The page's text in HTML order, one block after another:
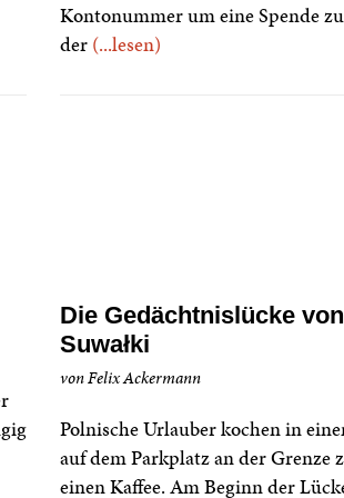
Kontonummer um eine Spende
der (...lesen)
Die Gedächtnislücke von
Suwałki
von Felix Ackermann
Polnische Urlauber kochen in
auf dem Parkplatz an der Grenze
einen Kaffee. Am Beginn der